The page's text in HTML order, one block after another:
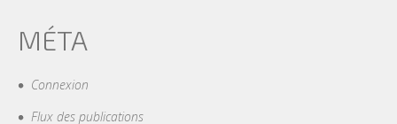
MÉTA
Connexion
Flux des publications